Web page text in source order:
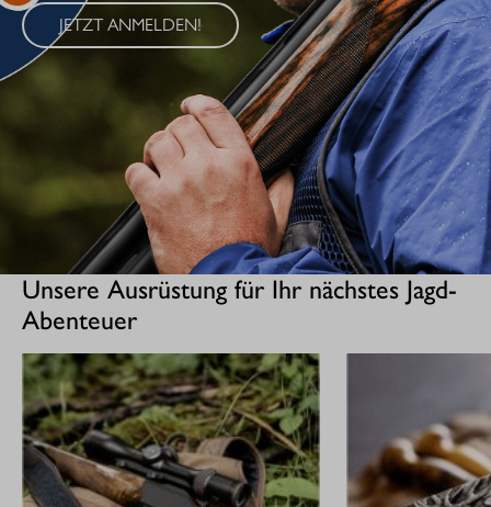
JETZT ANMELDEN!
Unsere Ausrüstung für Ihr nächstes Jagd-
Abenteuer